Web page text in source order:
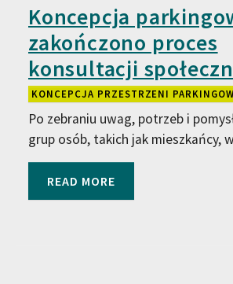
Koncepcja
zakończono proces
konsultacji
KONCEPCJA PRZESTRZENI
Po zebraniu uwag, potrzeb i
grup osób, takich jak mieszkańcy,
READ MORE